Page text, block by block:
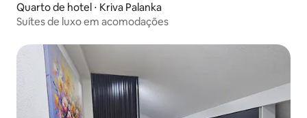
Quarto de hotel ⋅ Kriva Palanka
Suítes de luxo em acomodações